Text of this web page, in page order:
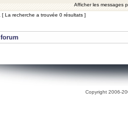
Afficher les messages
[ La recherche a trouvée 0 résultats ]
Copyright 2006-